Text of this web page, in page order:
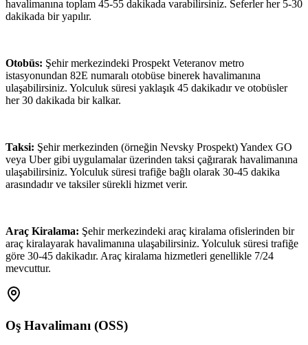
havalimanına toplam 45-55 dakikada varabilirsiniz. Seferler her 5-30
dakikada bir yapılır.
Otobüs: Şehir merkezindeki Prospekt Veteranov metro
istasyonundan 82E numaralı otobüse binerek havalimanına
ulaşabilirsiniz. Yolculuk süresi yaklaşık 45 dakikadır ve otobüsler
her 30 dakikada bir kalkar.
Taksi: Şehir merkezinden (örneğin Nevsky Prospekt) Yandex GO
veya Uber gibi uygulamalar üzerinden taksi çağırarak havalimanına
ulaşabilirsiniz. Yolculuk süresi trafiğe bağlı olarak 30-45 dakika
arasındadır ve taksiler sürekli hizmet verir.
Araç Kiralama: Şehir merkezindeki araç kiralama ofislerinden bir
araç kiralayarak havalimanına ulaşabilirsiniz. Yolculuk süresi trafiğe
göre 30-45 dakikadır. Araç kiralama hizmetleri genellikle 7/24
mevcuttur.
Oş Havalimanı (OSS)